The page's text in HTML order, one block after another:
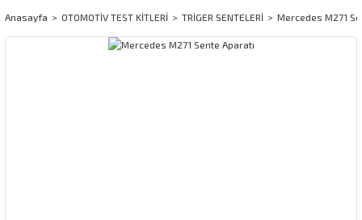
Anasayfa OTOMOTİV TEST KİTLERİ TRİGER SENTELERİ Mercedes M271